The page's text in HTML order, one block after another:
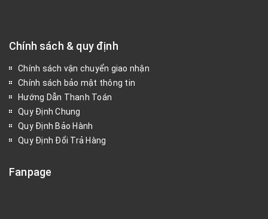
Chính sách & quy định
Chính sách vận chuyển giao nhận
Chính sách bảo mật thông tin
Hướng Dẫn Thanh Toán
Quy Định Chung
Quy Định Bảo Hành
Quy Định Đổi Trả Hàng
Fanpage